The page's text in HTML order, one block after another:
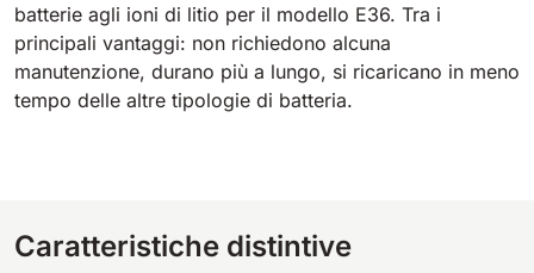
batterie agli ioni di litio per il modello E36. Tra i
principali vantaggi: non richiedono alcuna
manutenzione, durano più a lungo, si ricaricano in meno
tempo delle altre tipologie di batteria.
Caratteristiche distintive